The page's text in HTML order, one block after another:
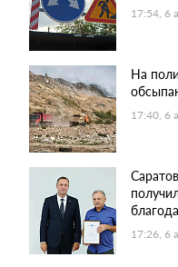
17:54, 6
На
17:40, 6
17:26, 6